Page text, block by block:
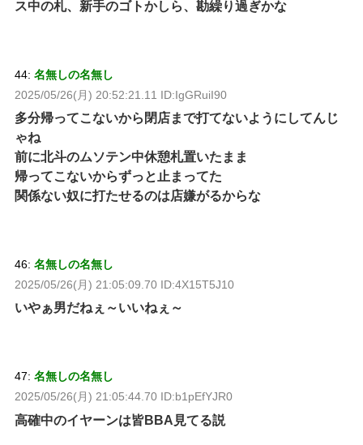
ス中の札、新手のゴトかしら、勘繰り過ぎかな
44: 名無しの名無し
2025/05/26(月) 20:52:21.11 ID:IgGRuiI90
多分帰ってこないから閉店まで打てないようにしてんじ
ゃね
前に北斗のムソテン中休憩札置いたまま
帰ってこないからずっと止まってた
関係ない奴に打たせるのは店嫌がるからな
46: 名無しの名無し
2025/05/26(月) 21:05:09.70 ID:4X15T5J10
いやぁ男だねぇ～いいねぇ～
47: 名無しの名無し
2025/05/26(月) 21:05:44.70 ID:b1pEfYJR0
高確中のイヤーンは皆BBA見てる説